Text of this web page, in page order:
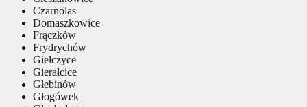
Czarnolas
Domaszkowice
Frączków
Frydrychów
Giełczyce
Gierałcice
Głebinów
Głogówek